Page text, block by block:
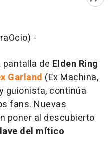
-
pantalla de Elden Ring
Garland (Ex Machina,
guionista, continúa
fans. Nuevas
poner al descubierto
del mítico